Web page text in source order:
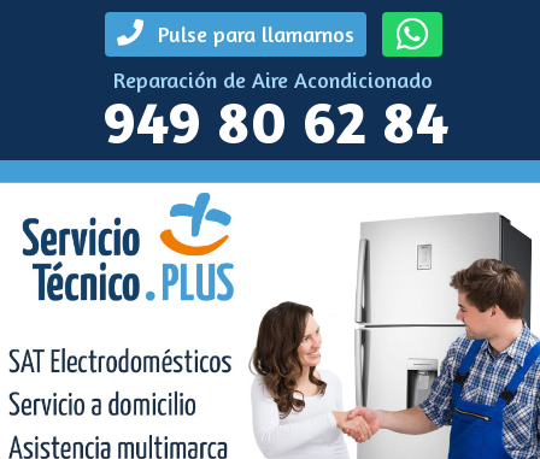
Pulse para llamarnos
Reparación de Aire Acondicionado
949 80 62 84